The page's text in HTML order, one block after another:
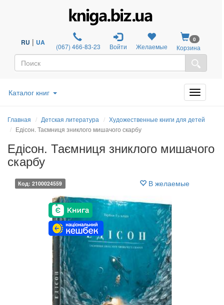
RU | UA (067) 466-83-23 Войти Желаемые
0
Корзина
Каталог книг
Главная Детская литература
Художественные книги для детей
Едісон. Таємниця зниклого мишачого скарбу
Едісон. Таємниця зниклого мишачого
скарбу
Код: 2100024559 В желаемые